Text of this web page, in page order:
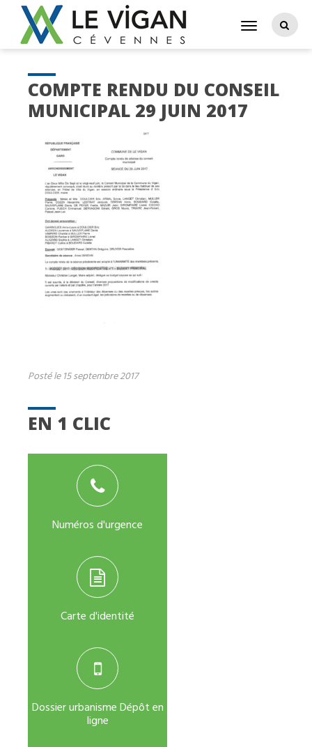
EN 1 CLIC
Numéros d'urgence
Carte d'identité
Dossier urbanisme Dépôt en
ligne
COMPTE RENDU DU CONSEIL
MUNICIPAL 29 JUIN 2017
Posté le 15 septembre 2017